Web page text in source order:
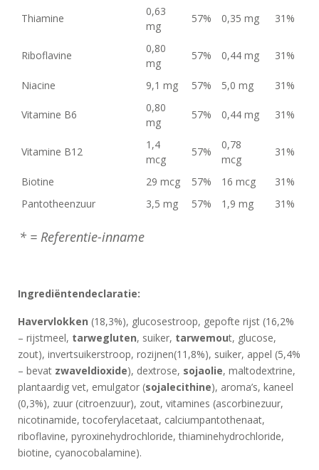
Thiamine
0,63
mg
57% 0,35 mg 31%
Riboflavine
0,80
mg
57% 0,44 mg 31%
Niacine 9,1 mg 57% 5,0 mg 31%
Vitamine B6
0,80
mg
57% 0,44 mg 31%
Vitamine B12
1,4
mcg
57%
0,78
mcg
31%
Biotine 29 mcg 57% 16 mcg
31%
Pantotheenzuur
3,5 mg 57% 1,9 mg 31%
* = Referentie-inname
Ingrediëntendeclaratie:
Havervlokken (18,3%), glucosestroop, gepofte rijst (16,2%
– rijstmeel, tarwegluten, suiker, tarwemout, glucose,
zout), invertsuikerstroop, rozijnen(11,8%), suiker, appel (5,4%
– bevat zwaveldioxide), dextrose, sojaolie, maltodextrine,
plantaardig vet, emulgator (sojalecithine), aroma’s, kaneel
(0,3%), zuur (citroenzuur), zout, vitamines (ascorbinezuur,
nicotinamide, tocoferylacetaat, calciumpantothenaat,
riboflavine, pyroxinehydrochloride, thiaminehydrochloride,
biotine, cyanocobalamine).